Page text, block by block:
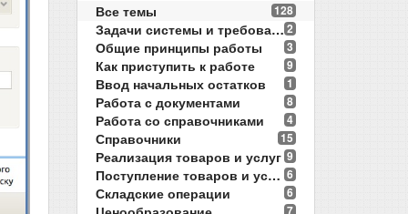
128
Все темы
2
Задачи системы и требования
3
Общие принципы работы
9
Как приступить к работе
1
Ввод начальных остатков
8
Работа с документами
4
Работа со справочниками
15
Справочники
9
Реализация товаров и услуг
6
Поступление товаров и услуг
6
Складские операции
7